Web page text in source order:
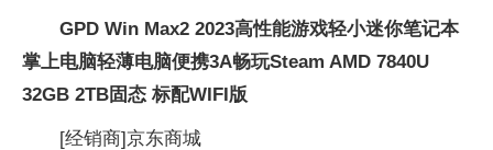
GPD Win Max2 2023高性能游戏轻小迷你笔记本
掌上电脑轻薄电脑便携3A畅玩Steam AMD 7840U
32GB 2TB固态 标配WIFI版
[经销商]京东商城